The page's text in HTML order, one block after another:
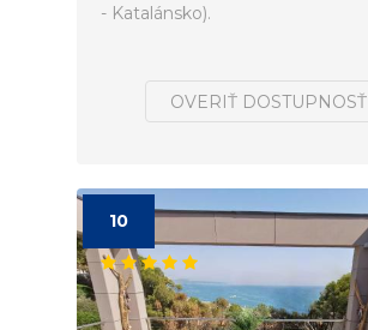
- Katalánsko).
OVERIŤ DOSTUPNOSŤ
10